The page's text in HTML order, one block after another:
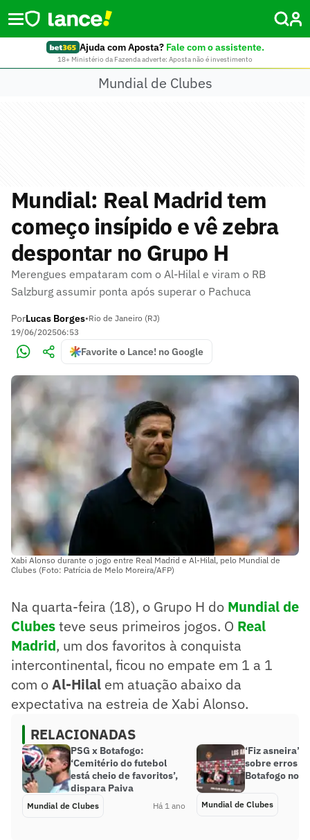
Ajuda com Aposta? Fale com o assistente.
18+ Ministério da Fazenda adverte: Aposta não é investimento
Mundial de Clubes
Mundial: Real Madrid tem
começo insípido e vê zebra
despontar no Grupo H
Merengues empataram com o Al-Hilal e viram o RB
Salzburg assumir ponta após superar o Pachuca
PorLucas Borges•Rio de Janeiro (RJ)
19/06/202506:53
Favorite o Lance! no Google
Xabi Alonso durante o jogo entre Real Madrid e Al-Hilal, pelo Mundial de
Clubes (Foto: Patrícia de Melo Moreira/AFP)
Na quarta-feira (18), o Grupo H do Mundial de
Clubesteve seus primeiros jogos. O Real
Madrid, um dos favoritos à conquista
intercontinental, ficou no empate em 1 a 1
com oAl-Hilal em atuação abaixo da
expectativa na estreia de Xabi Alonso.
RELACIONADAS
PSG x Botafogo:
‘Cemitério do futebol
está cheio de favoritos’,
dispara Paiva
Mundial de Clubes Há 1 ano
‘Fiz asneira’,
sobre erros
Botafogo no
Mundial de Clubes